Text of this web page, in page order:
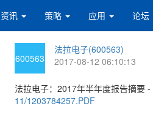
资讯 策略 应用 论坛
600563
法拉电子(600563)
2017-08-12 06:10:13
法拉电子：2017年半年度报告摘要 -
11/1203784257.PDF